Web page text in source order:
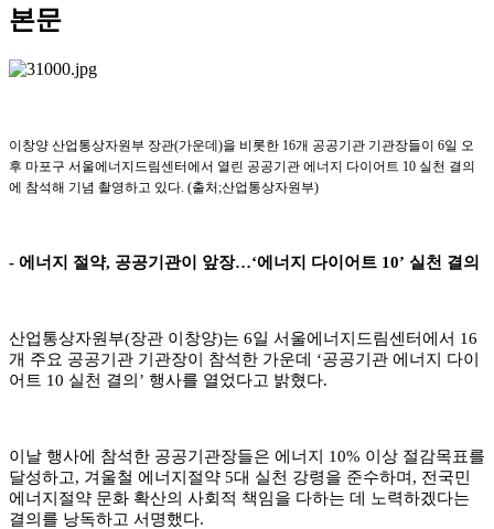
본문
이창양 산업통상자원부 장관(가운데)을 비롯한 16개 공공기관 기관장들이 6일 오
후 마포구 서울에너지드림센터에서 열린 공공기관 에너지 다이어트 10 실천 결의
에 참석해 기념 촬영하고 있다 . (출처;산업통상자원부)
- 에너지 절약, 공공기관이 앞장…‘에너지 다이어트 10’ 실천 결의
산업통상자원부(장관 이창양)는 6일 서울에너지드림센터에서 16
개 주요 공공기관 기관장이 참석한 가운데 ‘공공기관 에너지 다이
어트 10 실천 결의’ 행사를 열었다고 밝혔다.
이날 행사에 참석한 공공기관장들은 에너지 10% 이상 절감목표를
달성하고, 겨울철 에너지절약 5대 실천 강령을 준수하며, 전국민
에너지절약 문화 확산의 사회적 책임을 다하는 데 노력하겠다는
결의를 낭독하고 서명했다.